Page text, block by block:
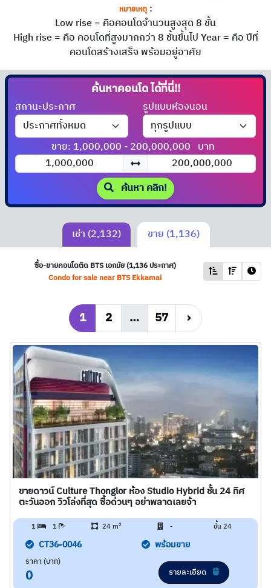
หมายเหตุ:
Low rise = คือคอนโดจำนวนสูงสุด 8 ชั้น
High rise = คือ คอนโดที่สูงมากกว่า 8 ชั้นขึ้นไปYear = คือ ปีที่
คอนโดสร้างเสร็จ พร้อมอยู่อาศัย
ค้นหาคอนโดได้ที่นี่!!
สถานะประกาศ รูปแบบห้องนอน
ขาย: 1,000,000 - 200,000,000 บาท
ค้นหา คลิก!
เช่า (2,132) ขาย (1,136)
ซื้อ-ขายคอนโดติด BTSเอกมัย (1,136 ประกาศ)
Condo for sale near BTS Ekkamai
1 2 … 57 ›
ขายดาวน์ Culture Thonglor ห้อง Studio Hybrid ชั้น 24 ทิศ
ตะวันออก วิวโล่งที่สุด ซื้อด่วนๆ อย่าพลาดเลยจ้า
1 1 24 m2 - ชั้น 24
CT36-0046 พร้อมขาย
ราคา (บาท)
0 รายละเอียด